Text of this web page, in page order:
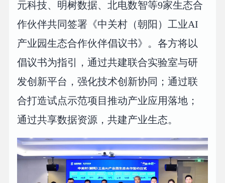
元科技、明树数据、北电数智等9家生态合
作伙伴共同签署《中关村（朝阳）工业AI
产业园生态合作伙伴倡议书》。各方将以
倡议书为指引，通过共建联合实验室与研
发创新平台，强化技术创新协同；通过联
合打造试点示范项目推动产业应用落地；
通过共享数据资源，共建产业生态。